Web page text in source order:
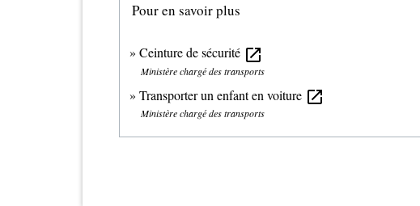
Pour en savoir plus
Ceinture de sécurité open_in_new
Ministère chargé des transports
Transporter un enfant en voiture open_in_new
Ministère chargé des transports